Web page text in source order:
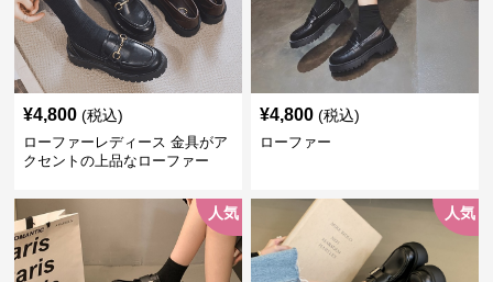
¥4,800 (税込)
ローファーレディース 金具がア
クセントの上品なローファー
¥4,800 (税込)
ローファー
人気 人気